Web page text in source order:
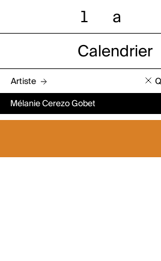
l a
Calendrier
Artiste
Mélanie Cerezo Gobet